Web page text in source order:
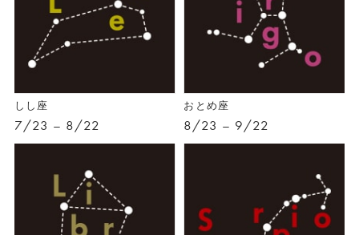
しし座
7/23 – 8/22
おとめ座
8/23 – 9/22